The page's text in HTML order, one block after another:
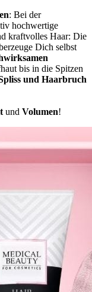
: Bei der
hochwertige
kraftvolles Haar: Die
Dich selbst
bis in die Spitzen
und Haarbruch
und Volumen!